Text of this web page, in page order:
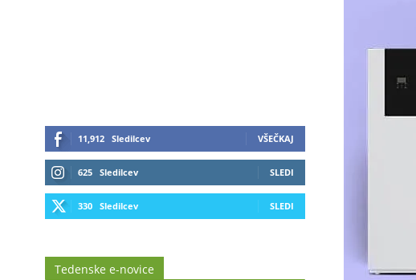
11,912 Sledilcev VŠEČKAJ
625 Sledilcev SLEDI
330 Sledilcev SLEDI
Tedenske e-novice